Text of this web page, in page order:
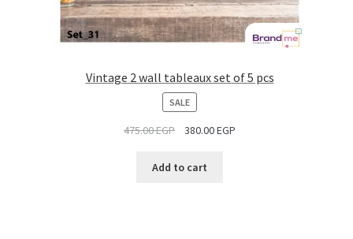
Vintage 2 wall tableaux set of 5 pcs
SALEPRODUCT
SALE
475.00EGP 380.00EGP
Add to cart